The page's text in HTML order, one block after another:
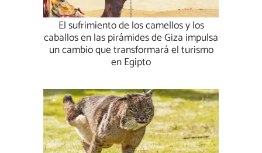
El sufrimiento de los camellos y los
caballos en las pirámides de Giza impulsa
un cambio que transformará el turismo
en Egipto